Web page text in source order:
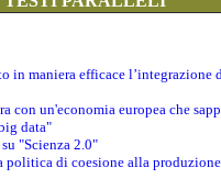
in maniera efficace l’integrazione
con un'economia europea che
data"
"Scienza 2.0"
di coesione alla